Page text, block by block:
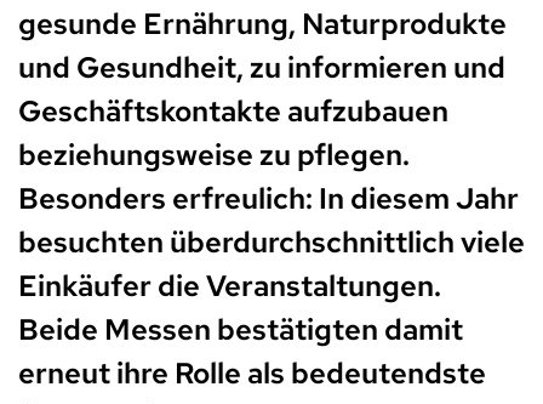
gesunde Ernährung, Naturprodukte
und Gesundheit, zu informieren und
Geschäftskontakte aufzubauen
beziehungsweise zu pflegen.
Besonders erfreulich: In diesem Jahr
besuchten überdurchschnittlich viele
Einkäufer die Veranstaltungen.
Beide Messen bestätigten damit
erneut ihre Rolle als bedeutendste